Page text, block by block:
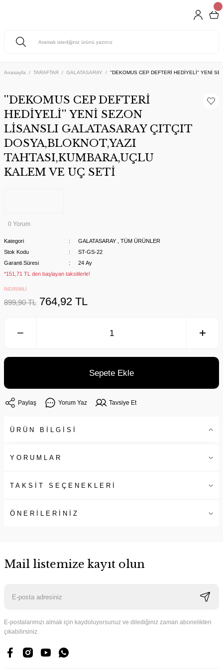
Anasayfa TARAFTAR GALATASARAY ''DEKOMUS CEP DEFTERİ HEDİYELİ'' YENİ
''DEKOMUS CEP DEFTERİ
HEDİYELİ'' YENİ SEZON
LİSANSLI GALATASARAY ÇITÇIT
DOSYA,BLOKNOT,YAZI
TAHTASI,KUMBARA,UÇLU
KALEM VE UÇ SETİ
0 Yorum
Kategori GALATASARAY
TÜM ÜRÜNLER
Stok Kodu
ST-GS-22
Garanti Süresi
24 Ay
*151,71 TL den başlayan taksitlerle!
İNDİRİMLİ
899,90 TL 764,92 TL
Sepete Ekle
Paylaş Yorum Yaz Tavsiye Et
ÜRÜN BİLGİSİ
YORUMLAR
TAKSİT SEÇENEKLERİ
ÖNERİLERİNİZ
Mail listemize kayıt olun
E-postalarımızı almak için kaydoluyorsunuz ve dilediğiniz zaman abonelikten
çıkabilirsiniz.